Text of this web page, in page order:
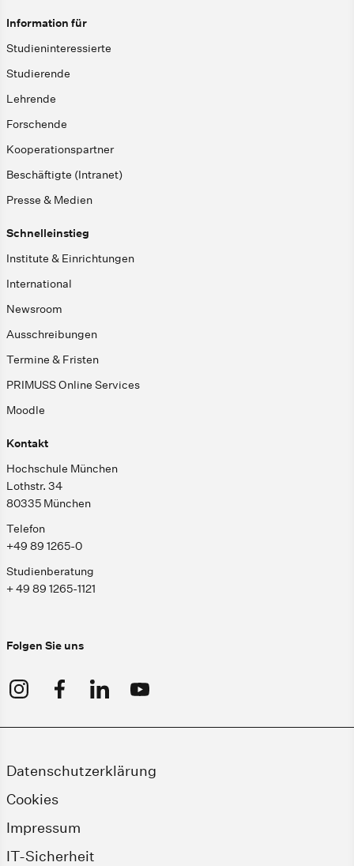
Information für
Studieninteressierte
Studierende
Lehrende
Forschende
Kooperationspartner
Beschäftigte (Intranet)
Presse & Medien
Schnelleinstieg
Institute & Einrichtungen
International
Newsroom
Ausschreibungen
Termine & Fristen
PRIMUSS Online Services
Moodle
Kontakt
Hochschule München
Lothstr. 34
80335 München
Telefon
+49 89 1265-0
Studienberatung
+ 49 89 1265-1121
Folgen Sie uns
Datenschutzerklärung
Cookies
Impressum
IT-Sicherheit